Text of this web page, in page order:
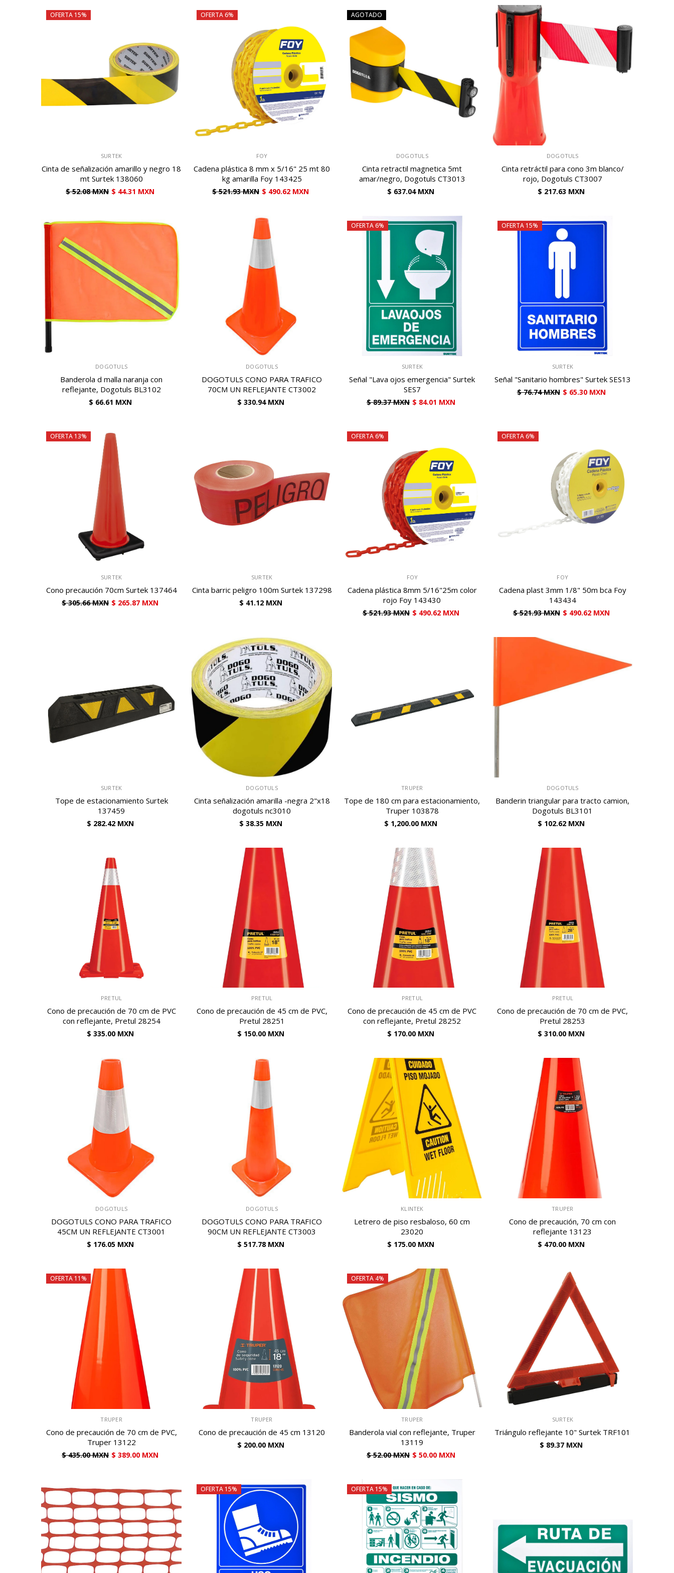
OFERTA 15%
SURTEK
Cinta de señalización amarillo y negro 18
mt Surtek 138060
$ 52.08 MXN $ 44.31 MXN
OFERTA 6%
FOY
Cadena plástica 8 mm x 5/16" 25 mt 80
kg amarilla Foy 143425
$ 521.93 MXN $ 490.62 MXN
AGOTADO
DOGOTULS
Cinta retractil magnetica 5mt
amar/negro, Dogotuls CT3013
$ 637.04 MXN
DOGOTULS
Cinta retráctil para cono 3m blanco/
rojo, Dogotuls CT3007
$ 217.63 MXN
DOGOTULS
Banderola d malla naranja con
reflejante, Dogotuls BL3102
$ 66.61 MXN
DOGOTULS
DOGOTULS CONO PARA TRAFICO
70CM UN REFLEJANTE CT3002
$ 330.94 MXN
OFERTA 6%
SURTEK
Señal "Lava ojos emergencia" Surtek
SES7
$ 89.37 MXN $ 84.01 MXN
OFERTA 15%
SURTEK
Señal "Sanitario hombres" Surtek SES13
$ 76.74 MXN $ 65.30 MXN
OFERTA 13%
SURTEK
Cono precaución 70cm Surtek 137464
$ 305.66 MXN $ 265.87 MXN
SURTEK
Cinta barric peligro 100m Surtek 137298
$ 41.12 MXN
OFERTA 6%
FOY
Cadena plástica 8mm 5/16"25m color
rojo Foy 143430
$ 521.93 MXN $ 490.62 MXN
OFERTA 6%
FOY
Cadena plast 3mm 1/8" 50m bca Foy
143434
$ 521.93 MXN $ 490.62 MXN
SURTEK
Tope de estacionamiento Surtek
137459
$ 282.42 MXN
DOGOTULS
Cinta señalización amarilla -negra 2"x18
dogotuls nc3010
$ 38.35 MXN
TRUPER
Tope de 180 cm para estacionamiento,
Truper 103878
$ 1,200.00 MXN
DOGOTULS
Banderin triangular para tracto camion,
Dogotuls BL3101
$ 102.62 MXN
PRETUL
Cono de precaución de 70 cm de PVC
con reflejante, Pretul 28254
$ 335.00 MXN
PRETUL
Cono de precaución de 45 cm de PVC,
Pretul 28251
$ 150.00 MXN
PRETUL
Cono de precaución de 45 cm de PVC
con reflejante, Pretul 28252
$ 170.00 MXN
PRETUL
Cono de precaución de 70 cm de PVC,
Pretul 28253
$ 310.00 MXN
DOGOTULS
DOGOTULS CONO PARA TRAFICO
45CM UN REFLEJANTE CT3001
$ 176.05 MXN
DOGOTULS
DOGOTULS CONO PARA TRAFICO
90CM UN REFLEJANTE CT3003
$ 517.78 MXN
KLINTEK
Letrero de piso resbaloso, 60 cm
23020
$ 175.00 MXN
TRUPER
Cono de precaución, 70 cm con
reflejante 13123
$ 470.00 MXN
OFERTA 11%
TRUPER
Cono de precaución de 70 cm de PVC,
Truper 13122
$ 435.00 MXN $ 389.00 MXN
TRUPER
Cono de precaución de 45 cm 13120
$ 200.00 MXN
OFERTA 4%
TRUPER
Banderola vial con reflejante, Truper
13119
$ 52.00 MXN $ 50.00 MXN
SURTEK
Triángulo reflejante 10" Surtek TRF101
$ 89.37 MXN
OFERTA 15% OFERTA 15%